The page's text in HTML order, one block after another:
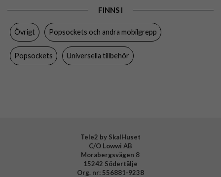
Material
Varumärke
Tillverkarens art nr
FINNS I
Övrigt Popsockets och andra mobilgrepp
Popsockets Universella tillbehör
Tele2 by SkalHuset
C/O Lowwi AB
Morabergsvägen 8
15242 Södertälje
Org. nr: 556881-9238